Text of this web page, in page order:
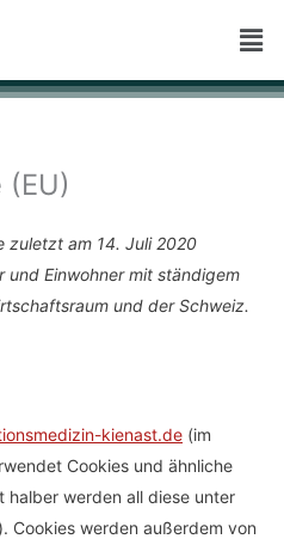
zuletzt am 14. Juli 2020
Einwohner mit ständigem
und der Schweiz.
kienast.de (im
Cookies und ähnliche
halber werden all diese unter
Cookies werden außerdem von
service
elementor
service
wordpress
service
google-
fonts
service
google-
maps
service
youtube
service
sonstiges